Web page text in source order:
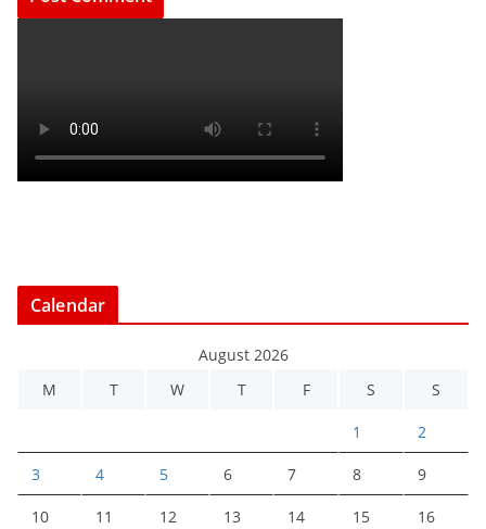
Calendar
August 2026
M
T W T F S S
1 2
3 4 5 6 7 8 9
10 11 12 13 14 15 16